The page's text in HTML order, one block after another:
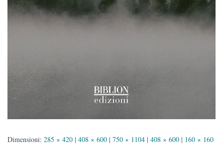
Dimensioni: 285 × 420 | 408 × 600 | 750 × 1104 | 408 × 600 | 160 × 160